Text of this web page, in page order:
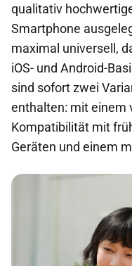
qualitativ
Smartphone
maximal universell,
iOS- und Android-
sind sofort zwei
enthalten: mit einem
Kompatibilität mit
Geräten und einem